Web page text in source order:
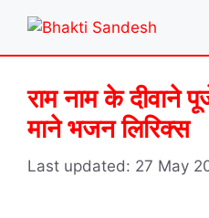
content
राम नाम के दीवाने
माने भजन लिरिक्स
27 May